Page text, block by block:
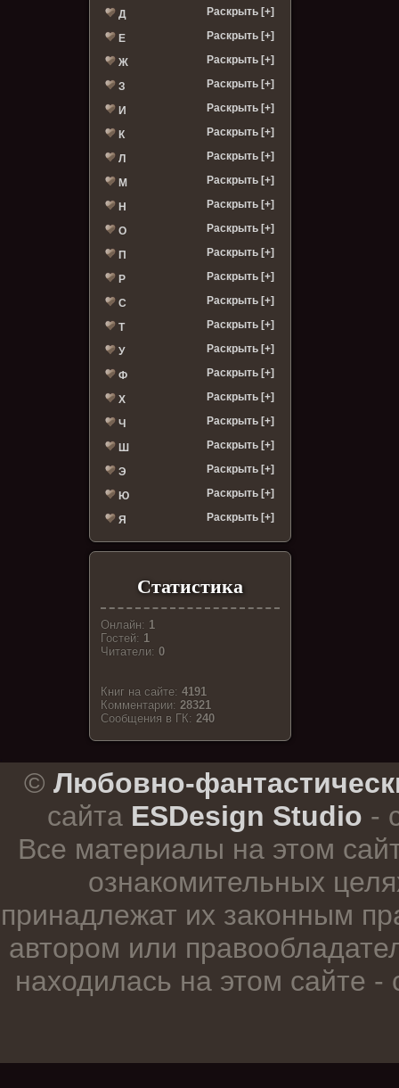
Д Раскрыть [+]
Е Раскрыть [+]
Ж Раскрыть [+]
З Раскрыть [+]
И Раскрыть [+]
К Раскрыть [+]
Л Раскрыть [+]
М Раскрыть [+]
Н Раскрыть [+]
О Раскрыть [+]
П Раскрыть [+]
Р Раскрыть [+]
С Раскрыть [+]
Т Раскрыть [+]
У Раскрыть [+]
Ф Раскрыть [+]
Х Раскрыть [+]
Ч Раскрыть [+]
Ш Раскрыть [+]
Э Раскрыть [+]
Ю Раскрыть [+]
Я Раскрыть [+]
Статистика
Онлайн: 1
Гостей: 1
Читатели:0
Книг на сайте:4191
Комментарии:28321
Cообщения в ГК:240
© Любовно-
сайта ESDesign Studio -
Все материалы на этом
ознакомительных
принадлежат их законным
автором или
находилась на этом сайте